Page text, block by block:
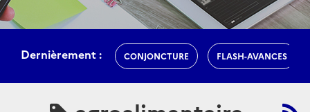
agroalimentaire